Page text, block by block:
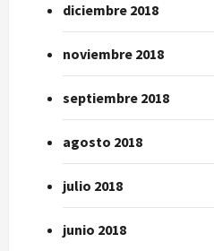
diciembre 2018
noviembre 2018
septiembre 2018
agosto 2018
julio 2018
junio 2018